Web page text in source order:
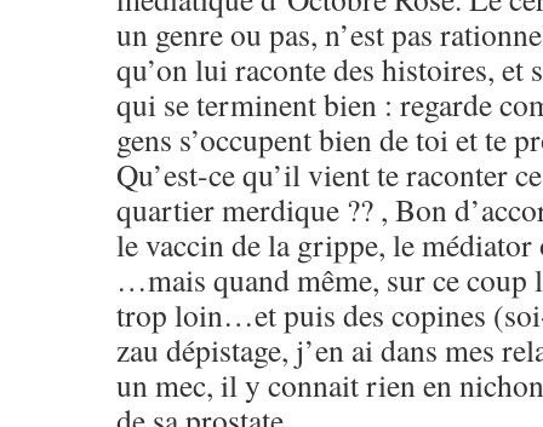
un genre ou pas, n’est pas
qu’on lui raconte des histoires, et
qui se terminent bien : regarde
gens s’occupent bien de toi et te
Qu’est-ce qu’il vient te raconter
quartier merdique ?? , Bon
le vaccin de la grippe, le
…mais quand même, sur ce coup
trop loin…et puis des copines
zau dépistage, j’en ai dans mes
un mec, il y connait rien en